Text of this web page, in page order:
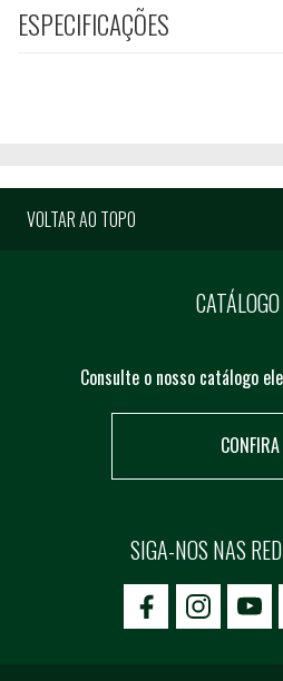
ESPECIFICAÇÕES
VOLTAR AO TOPO
Consulte o nosso catálogo
CONFIRA
SIGA-NOS NAS
icon-facebook
icon-